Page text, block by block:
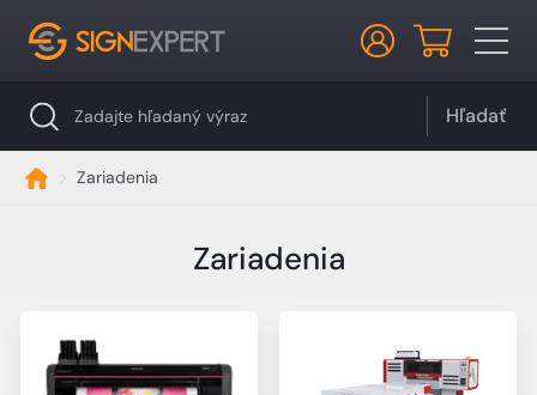
Hľadať
Zariadenia
Zariadenia